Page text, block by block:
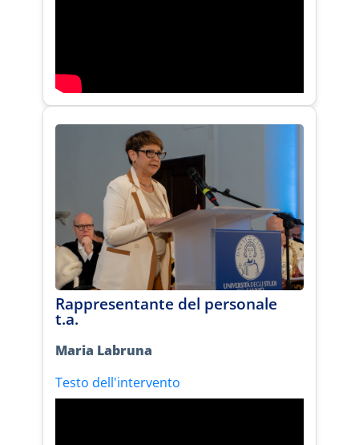
Rappresentante del personale
t.a.
Maria Labruna
Testo dell'intervento